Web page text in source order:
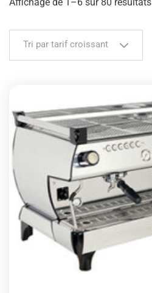
Tri par tarif croissant